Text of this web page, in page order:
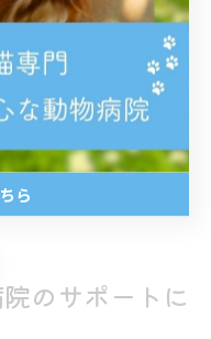
合いが少ない方にと
ワーク作りの一助と
任意であり、無理に
。自分のペースで情
ことが大切です。
のサポートに
ら
ら